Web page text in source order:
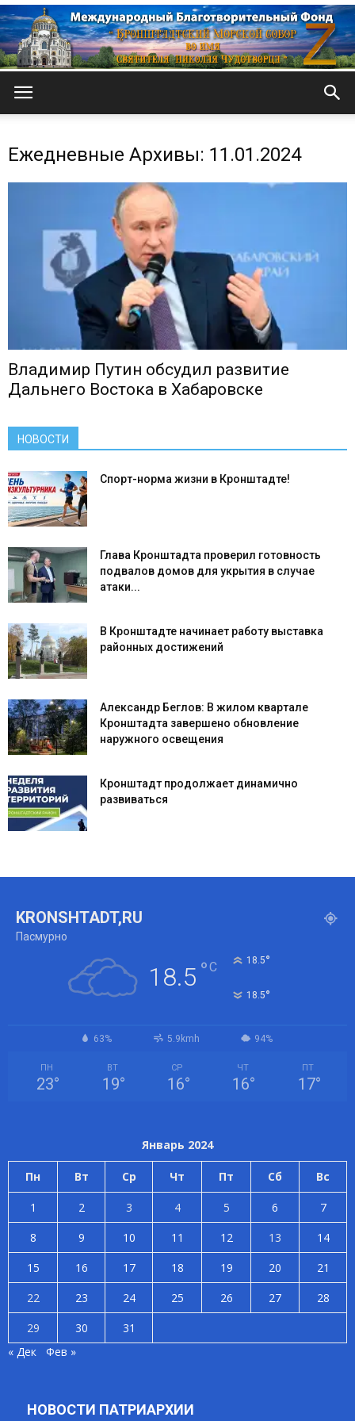
Ежедневные Архивы: 11.01.2024
Владимир Путин обсудил развитие
Дальнего Востока в Хабаровске
НОВОСТИ
Спорт-норма жизни в Кронштадте!
Глава Кронштадта проверил готовность
подвалов домов для укрытия в случае
атаки...
В Кронштадте начинает работу выставка
районных достижений
Александр Беглов: В жилом квартале
Кронштадта завершено обновление
наружного освещения
Кронштадт продолжает динамично
развиваться
KRONSHTADT,RU
Пасмурно
18.5 °C 18.5°
18.5°
63% 5.9kmh 94%
ПН
23°
ВТ
19°
СР
16°
ЧТ
16°
ПТ
17°
Январь 2024
Пн Вт Ср Чт Пт Сб Вс
1 2 3 4 5 6
7
8
9 10 11 12 13
14
15
16 17 18 19 20
21
22
23 24 25 26 27
28
29
30
31
« Дек
Фев »
НОВОСТИ ПАТРИАРХИИ